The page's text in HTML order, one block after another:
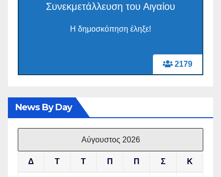
2179
Συνεκμετάλλευση του Αιγαίου
Η δημοσκόπηση έληξε!
News By Day
Αύγουστος 2026
Δ Τ Τ Π Π Σ Κ